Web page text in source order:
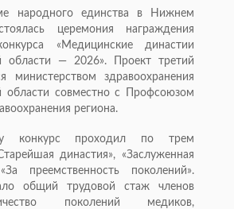
народного единства в Нижнем
церемония награждения
«Медицинские династии
области — 2026». Проект третий
министерством здравоохранения
области совместно с Профсоюзом
региона.
конкурс проходил по трем
династия», «Заслуженная
преемственность поколений».
общий трудовой стаж членов
поколений медиков,